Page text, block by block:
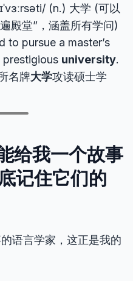
(n.) 大学 (可以
殿堂”，涵盖所有学问)
to pursue a master’s
prestigious university.
名牌大学攻读硕士学
给我一个故事
记住它们的
语言学家，这正是我的